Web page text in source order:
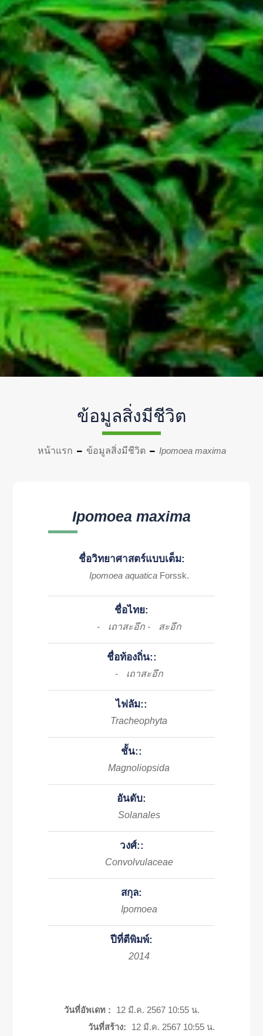
ข้อมูลสิ่งมีชีวิต
หน้าแรก ข้อมูลสิ่งมีชีวิต Ipomoea maxima
Ipomoea maxima
ชื่อวิทยาศาสตร์แบบเต็ม:
Ipomoea aquatica Forssk.
ชื่อไทย:
- เถาสะอึก - สะอึก
ชื่อท้องถิ่น::
- เถาสะอึก
ไฟลัม::
Tracheophyta
ชั้น::
Magnoliopsida
อันดับ:
Solanales
วงศ์::
Convolvulaceae
สกุล:
Ipomoea
ปีที่ตีพิมพ์:
2014
วันที่อัพเดท :
12 มี.ค. 2567 10:55 น.
วันที่สร้าง:
12 มี.ค. 2567 10:55 น.